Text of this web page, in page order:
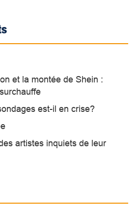
et la montée de Shein :
est-il en crise?
artistes inquiets de leur